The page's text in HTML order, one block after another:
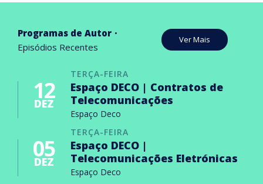
Programas de Autor
Episódios Recentes
Ver Mais
TERÇA-FEIRA
12
DEZ
Espaço DECO | Contratos de
Telecomunicações
Espaço Deco
TERÇA-FEIRA
05
DEZ
Espaço DECO |
Telecomunicações Eletrónicas
Espaço Deco